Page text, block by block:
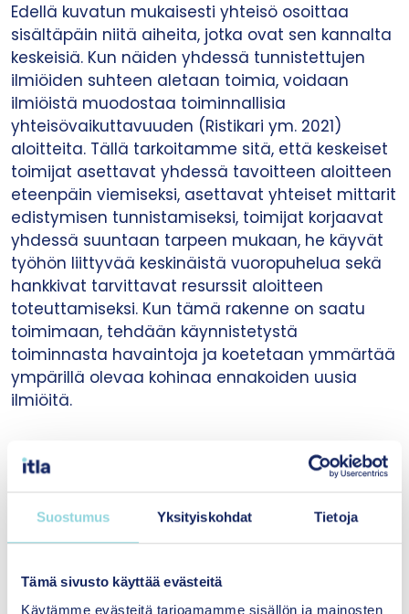
Suostumus Yksityiskohdat Tietoja
Tämä sivusto käyttää evästeitä
Käytämme evästeitä tarjoamamme sisällön ja mainosten
Edellä kuvatun mukaisesti yhteisö osoittaa
sisältäpäin niitä aiheita, jotka ovat sen kannalta
keskeisiä. Kun näiden yhdessä tunnistettujen
ilmiöiden suhteen aletaan toimia, voidaan
ilmiöistä muodostaa toiminnallisia
yhteisövaikuttavuuden (Ristikari ym. 2021)
aloitteita. Tällä tarkoitamme sitä, että keskeiset
toimijat asettavat yhdessä tavoitteen aloitteen
eteenpäin viemiseksi, asettavat yhteiset mittarit
edistymisen tunnistamiseksi, toimijat korjaavat
yhdessä suuntaan tarpeen mukaan, he käyvät
työhön liittyvää keskinäistä vuoropuhelua sekä
hankkivat tarvittavat resurssit aloitteen
toteuttamiseksi. Kun tämä rakenne on saatu
toimimaan, tehdään käynnistetystä
toiminnasta havaintoja ja koetetaan ymmärtää
ympärillä olevaa kohinaa ennakoiden uusia
ilmiöitä.
”Sisältäpäin uudistumisen dynamiikka nostaa
esille uusia aiheita, joihin voidaan myös
yhteisön ulkopuolelta kiinnittyä. Tämä on
ajattelussamme se kohta, joka voi muuttaa
hankekehittämisen.”